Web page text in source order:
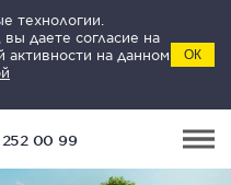
технологии.
даете согласие на
на данном
ОК
00 99